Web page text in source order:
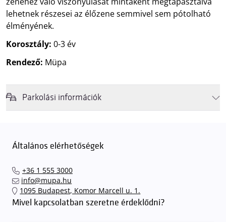
lehetnek részesei az élőzene semmivel sem pótolható
élményének.
Korosztály: 0-3 év
Rendező: Müpa
Parkolási információk
érkezéskor megnövekedett várakozási idővel érdemes kalkulálni. Ezt
azt javasoljuk kedves közönségünknek, induljanak
találhassák meg a legideálisabb parkolóhelyet és
érkezhessenek meg előadásainkra
sorompókat rendszámfelismerő automatika nyitja.
ingyenes azon vendégeink számára, akik egy aznapi fizetős
Általános elérhetőségek
+36 1 555 3000
info@mupa.hu
1095 Budapest, Komor Marcell u. 1.
Mivel kapcsolatban szeretne érdeklődni?